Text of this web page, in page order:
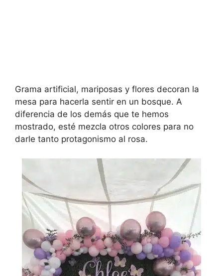
Grama artificial, mariposas y flores decoran la
mesa para hacerla sentir en un bosque. A
diferencia de los demás que te hemos
mostrado, esté mezcla otros colores para no
darle tanto protagonismo al rosa.